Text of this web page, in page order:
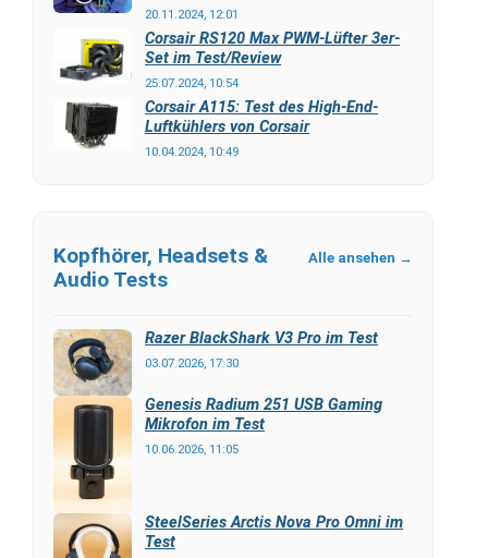
20.11.2024, 12:01
Corsair RS120 Max PWM-Lüfter 3er-
Set im Test/Review
25.07.2024, 10:54
Corsair A115: Test des High-End-
Luftkühlers von Corsair
10.04.2024, 10:49
Kopfhörer, Headsets &
Audio Tests
Alle ansehen →
Razer BlackShark V3 Pro im Test
03.07.2026, 17:30
Genesis Radium 251 USB Gaming
Mikrofon im Test
10.06.2026, 11:05
SteelSeries Arctis Nova Pro Omni im
Test